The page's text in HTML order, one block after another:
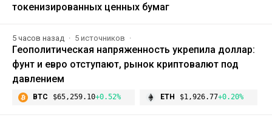
токенизированных ценных бумаг
5 часов назад 5 источников
Геополитическая напряженность укрепила доллар:
фунт и евро отступают, рынок криптовалют под
давлением
BTC $65,259.10+0.52% ETH $1,926.77+0.20%